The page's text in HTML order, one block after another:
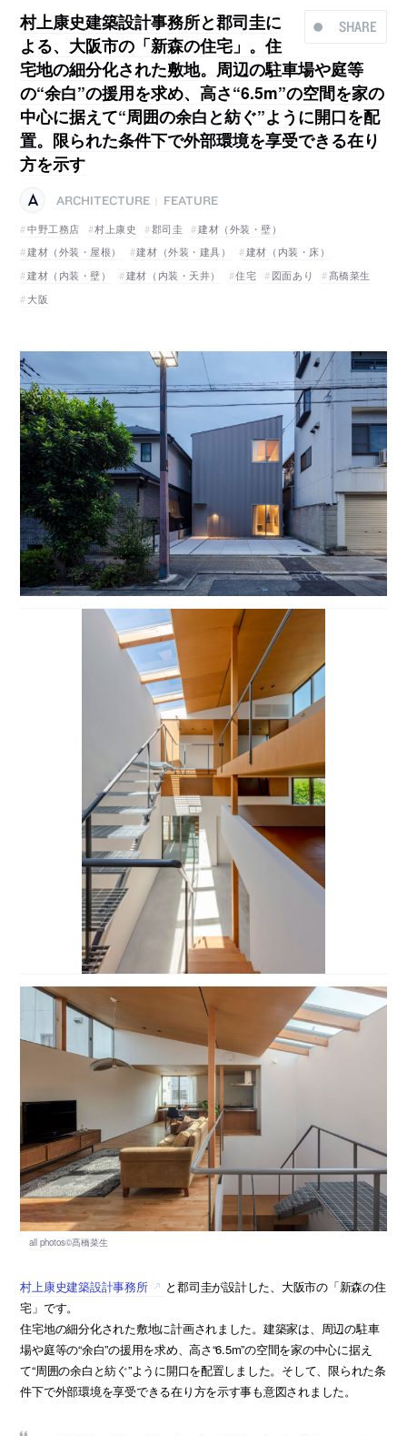
SHARE
村上康史建築設計事務所と郡司圭に
よる、大阪市の「新森の住宅」。住
宅地の細分化された敷地。周辺の駐車場や庭等
の“余白”の援用を求め、高さ“6.5m”の空間を家の
中心に据えて“周囲の余白と紡ぐ”ように開口を配
置。限られた条件下で外部環境を享受できる在り
方を示す
ARCHITECTURE
FEATURE
中野工務店
村上康史 郡司圭
建材（外装・壁）
建材（外装・屋根）
建材（外装・建具）
建材（内装・床）
建材（内装・壁）
建材（内装・天井） 住宅 図面あり
髙橋菜生
大阪
村上康史建築設計事務所
と郡司圭が設計した、大阪市の「新森の住
宅」です。
住宅地の細分化された敷地に計画されました。建築家は、周辺の駐車
場や庭等の“余白”の援用を求め、高さ“6.5m”の空間を家の中心に据え
て“周囲の余白と紡ぐ”ように開口を配置しました。そして、限られた条
件下で外部環境を享受できる在り方を示す事も意図されました。